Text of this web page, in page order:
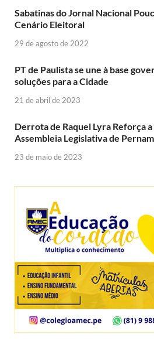
Sabatinas do Jornal Nacional
Cenário Eleitoral
29 de agosto de 2022
PT de Paulista se une à base
soluções para a Cidade
21 de abril de 2023
Derrota de Raquel Lyra Reforça
Assembleia Legislativa de
23 de maio de 2023